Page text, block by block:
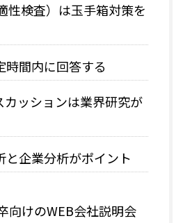
性検査）は玉手箱対策を
時間内に回答する
カッションは業界研究が
と企業分析がポイント
向けのWEB会社説明会